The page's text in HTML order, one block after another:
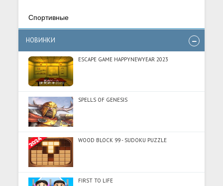
Спортивные
НОВИНКИ
ESCAPE GAME HAPPYNEWYEAR 2023
SPELLS OF GENESIS
WOOD BLOCK 99 - SUDOKU PUZZLE
FIRST TO LIFE